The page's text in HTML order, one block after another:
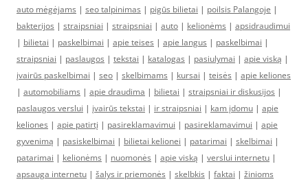
auto mėgėjams | seo talpinimas | pigūs bilietai | poilsis Palangoje |
bakterijos | straipsniai | straipsniai | auto | kelionėms | apsidraudimui
| bilietai | paskelbimai | apie teises | apie langus | paskelbimai |
straipsniai | paslaugos | tekstai | katalogas | pasiulymai | apie viską |
įvairūs paskelbimai | seo | skelbimams | kursai | teisės | apie keliones
| automobiliams | apie draudima | bilietai | straipsniai ir diskusijos |
paslaugos verslui | įvairūs tekstai | ir straipsniai | kam įdomu | apie
keliones | apie patirtį | pasireklamavimui | pasireklamavimui | apie
gyvenimą | pasiskelbimai | bilietai kelionei | patarimai | skelbimai |
patarimai | kelionėms | nuomonės | apie viską | verslui internetu |
apsauga internetu | šalys ir priemonės | skelbkis | faktai | žinioms